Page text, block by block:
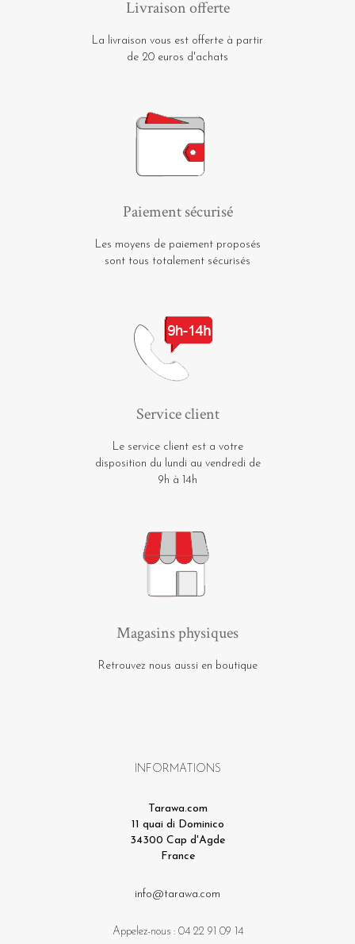
Livraison offerte
La livraison vous est offerte à partir
de 20 euros d'achats
Paiement sécurisé
Les moyens de paiement proposés
sont tous totalement sécurisés
Service client
Le service client est a votre
disposition du lundi au vendredi de
9h à 14h
Magasins physiques
Retrouvez nous aussi en boutique
INFORMATIONS
Tarawa.com
11 quai di Dominico
34300 Cap d'Agde
France
info@tarawa.com
Appelez-nous : 04 22 91 09 14